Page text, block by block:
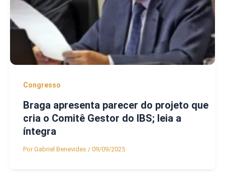
Congresso
Braga apresenta parecer do projeto que
cria o Comitê Gestor do IBS; leia a
íntegra
PorGabriel Benevides / 09/09/2025